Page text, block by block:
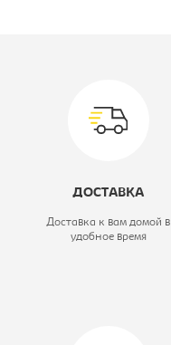
Материал обивки:
ДОСТАВКА
Доставка к вам домой в
удобное время